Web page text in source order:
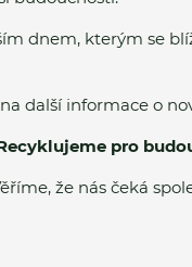
dnem, kterým se
další informace o
pro
že nás čeká